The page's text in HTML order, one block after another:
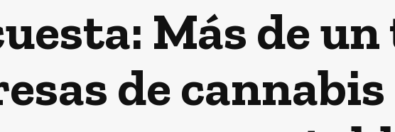
Más de
de cannabis